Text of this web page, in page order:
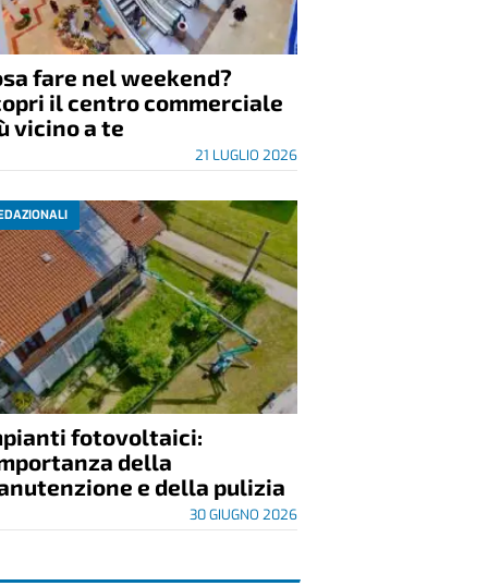
fare nel weekend?
il centro commerciale
vicino a te
21 LUGLIO 2026
fotovoltaici:
della
e della pulizia
30 GIUGNO 2026